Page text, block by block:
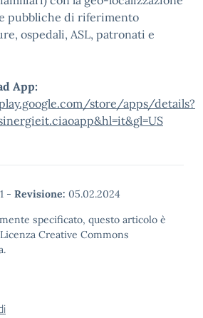
pubbliche di riferimento
ospedali, ASL, patronati e
App:
store/apps/details?
- Revisione: 05.02.2024
specificato, questo articolo è
Creative Commons